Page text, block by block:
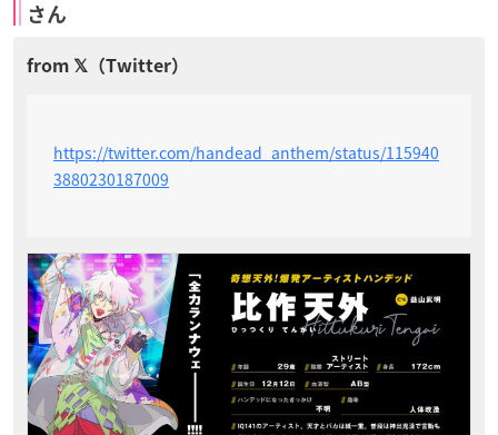
さん
https://twitter.com/handead_anthem/status/115940
3880230187009